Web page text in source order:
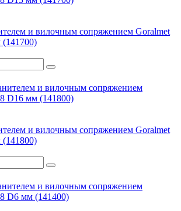
и вилочным сопряжением Goralmet
и вилочным сопряжением Goralmet